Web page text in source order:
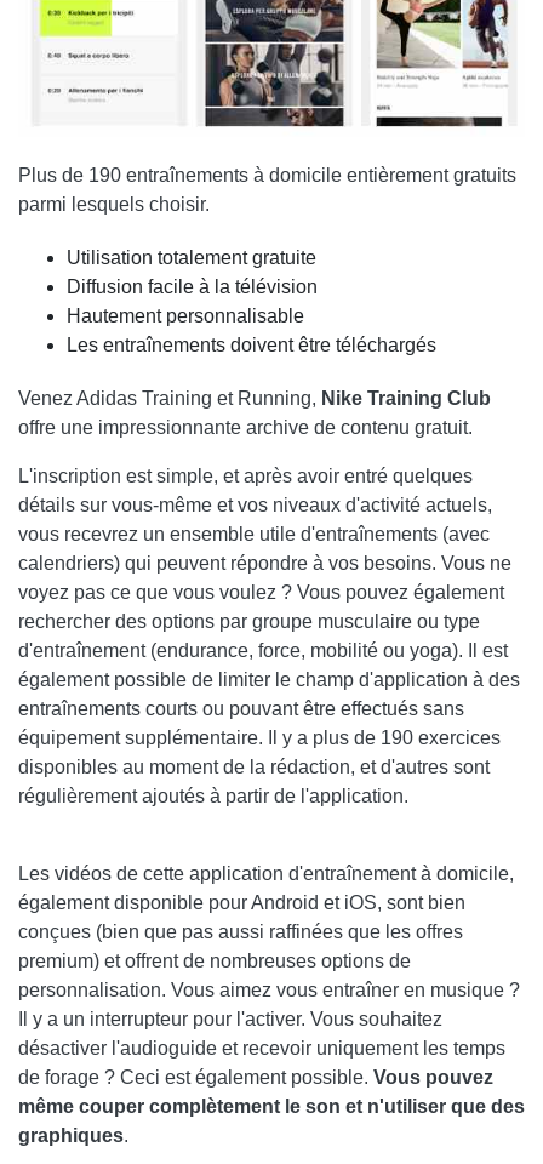
Plus de 190 entraînements à domicile entièrement gratuits
parmi lesquels choisir.
Utilisation totalement gratuite
Diffusion facile à la télévision
Hautement personnalisable
Les entraînements doivent être téléchargés
Venez Adidas Training et Running, Nike Training Club
offre une impressionnante archive de contenu gratuit.
L'inscription est simple, et après avoir entré quelques
détails sur vous-même et vos niveaux d'activité actuels,
vous recevrez un ensemble utile d'entraînements (avec
calendriers) qui peuvent répondre à vos besoins. Vous ne
voyez pas ce que vous voulez ? Vous pouvez également
rechercher des options par groupe musculaire ou type
d'entraînement (endurance, force, mobilité ou yoga). Il est
également possible de limiter le champ d'application à des
entraînements courts ou pouvant être effectués sans
équipement supplémentaire. Il y a plus de 190 exercices
disponibles au moment de la rédaction, et d'autres sont
régulièrement ajoutés à partir de l'application.
Les vidéos de cette application d'entraînement à domicile,
également disponible pour Android et iOS, sont bien
conçues (bien que pas aussi raffinées que les offres
premium) et offrent de nombreuses options de
personnalisation. Vous aimez vous entraîner en musique ?
Il y a un interrupteur pour l'activer. Vous souhaitez
désactiver l'audioguide et recevoir uniquement les temps
de forage ? Ceci est également possible. Vous pouvez
même couper complètement le son et n'utiliser que des
graphiques.